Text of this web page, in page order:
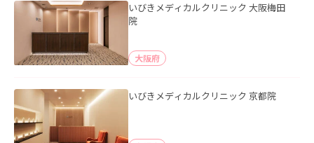
いびきメディカルクリニック 大阪梅田
院
大阪府
いびきメディカルクリニック 京都院